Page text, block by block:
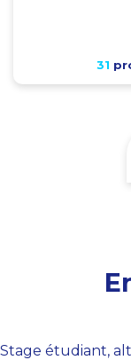
31
Stage étudiant,